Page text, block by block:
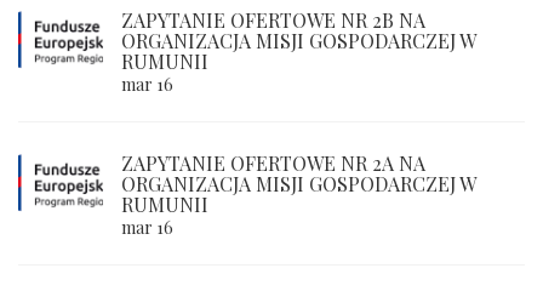
ZAPYTANIE OFERTOWE NR 2B NA
ORGANIZACJA MISJI GOSPODARCZEJ W
RUMUNII
mar 16
ZAPYTANIE OFERTOWE NR 2A NA
ORGANIZACJA MISJI GOSPODARCZEJ W
RUMUNII
mar 16